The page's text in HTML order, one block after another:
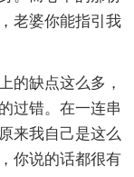
老婆你能指引我
的缺点这么多，
过错。在一连串
来我自己是这么
你说的话都很有